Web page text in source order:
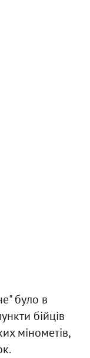
було в
бійців
мінометів,